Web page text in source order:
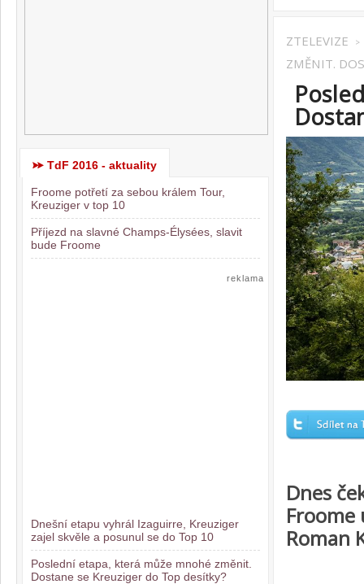
TdF 2016 - aktuality
Froome potřetí za sebou králem Tour,
Kreuziger v top 10
Příjezd na slavné Champs-Élysées, slavit
bude Froome
reklama
Dnešní etapu vyhrál Izaguirre, Kreuziger
zajel skvěle a posunul se do Top 10
Poslední etapa, která může mnohé změnit.
Dostane se Kreuziger do Top desítky?
ZTELEVIZE >
ZMĚNIT.
Dnes
Roman